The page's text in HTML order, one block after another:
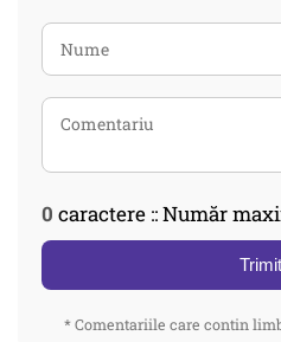
0 caractere :: Număr
* Comentariile care contin